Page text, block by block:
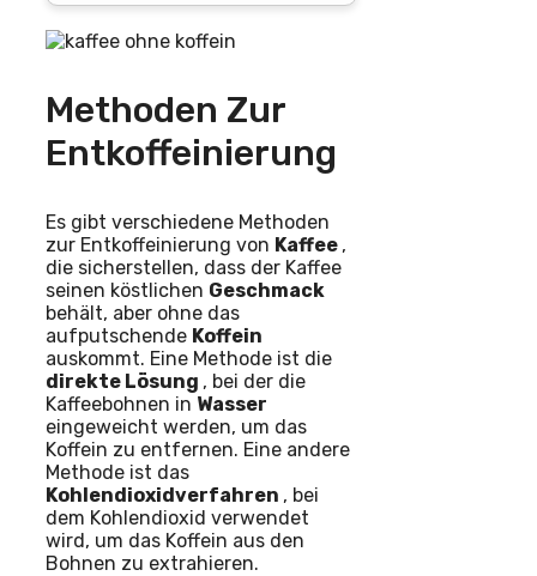
Methoden Zur
Entkoffeinierung
Es gibt verschiedene Methoden
zur Entkoffeinierung von Kaffee ,
die sicherstellen, dass der Kaffee
seinen köstlichen Geschmack
behält, aber ohne das
aufputschende Koffein
auskommt. Eine Methode ist die
direkte Lösung , bei der die
Kaffeebohnen in Wasser
eingeweicht werden, um das
Koffein zu entfernen. Eine andere
Methode ist das
Kohlendioxidverfahren , bei
dem Kohlendioxid verwendet
wird, um das Koffein aus den
Bohnen zu extrahieren.